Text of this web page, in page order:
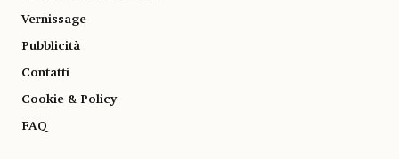
Vernissage
Pubblicità
Contatti
Cookie & Policy
FAQ